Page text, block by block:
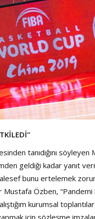
tanıdığını
geldiği kadar yanıt
bunu ertelemek
Özben,
kurumsal